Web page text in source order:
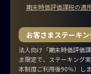
期末時価評価課税の適
お客さまステーキ
法人向け「期末時価評価
ま限定で、ステーキング
本制度ご利用後90％）しま